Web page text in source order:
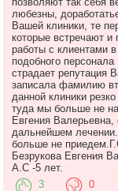
любезны,
Вашей клиники, те
которые встречают
работы с клиентами
подобного персонала
страдает репутация
записала фамилию
данной клиники
туда мы больше не
Евгения
дальнейшем
больше не
Безрукова Евгения
А.С -5 лет.
3 0